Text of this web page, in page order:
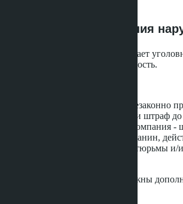
Последствия выявления
Законодательство предусматривает
административную ответственность.
Статья 111: иностранец, незаконно
- до двух лет тюрьмы и/или штраф до
Статья 112: иностранная компания -
Статья 113: тайский гражданин,
иностранца, - до двух лет тюрьмы
возможны